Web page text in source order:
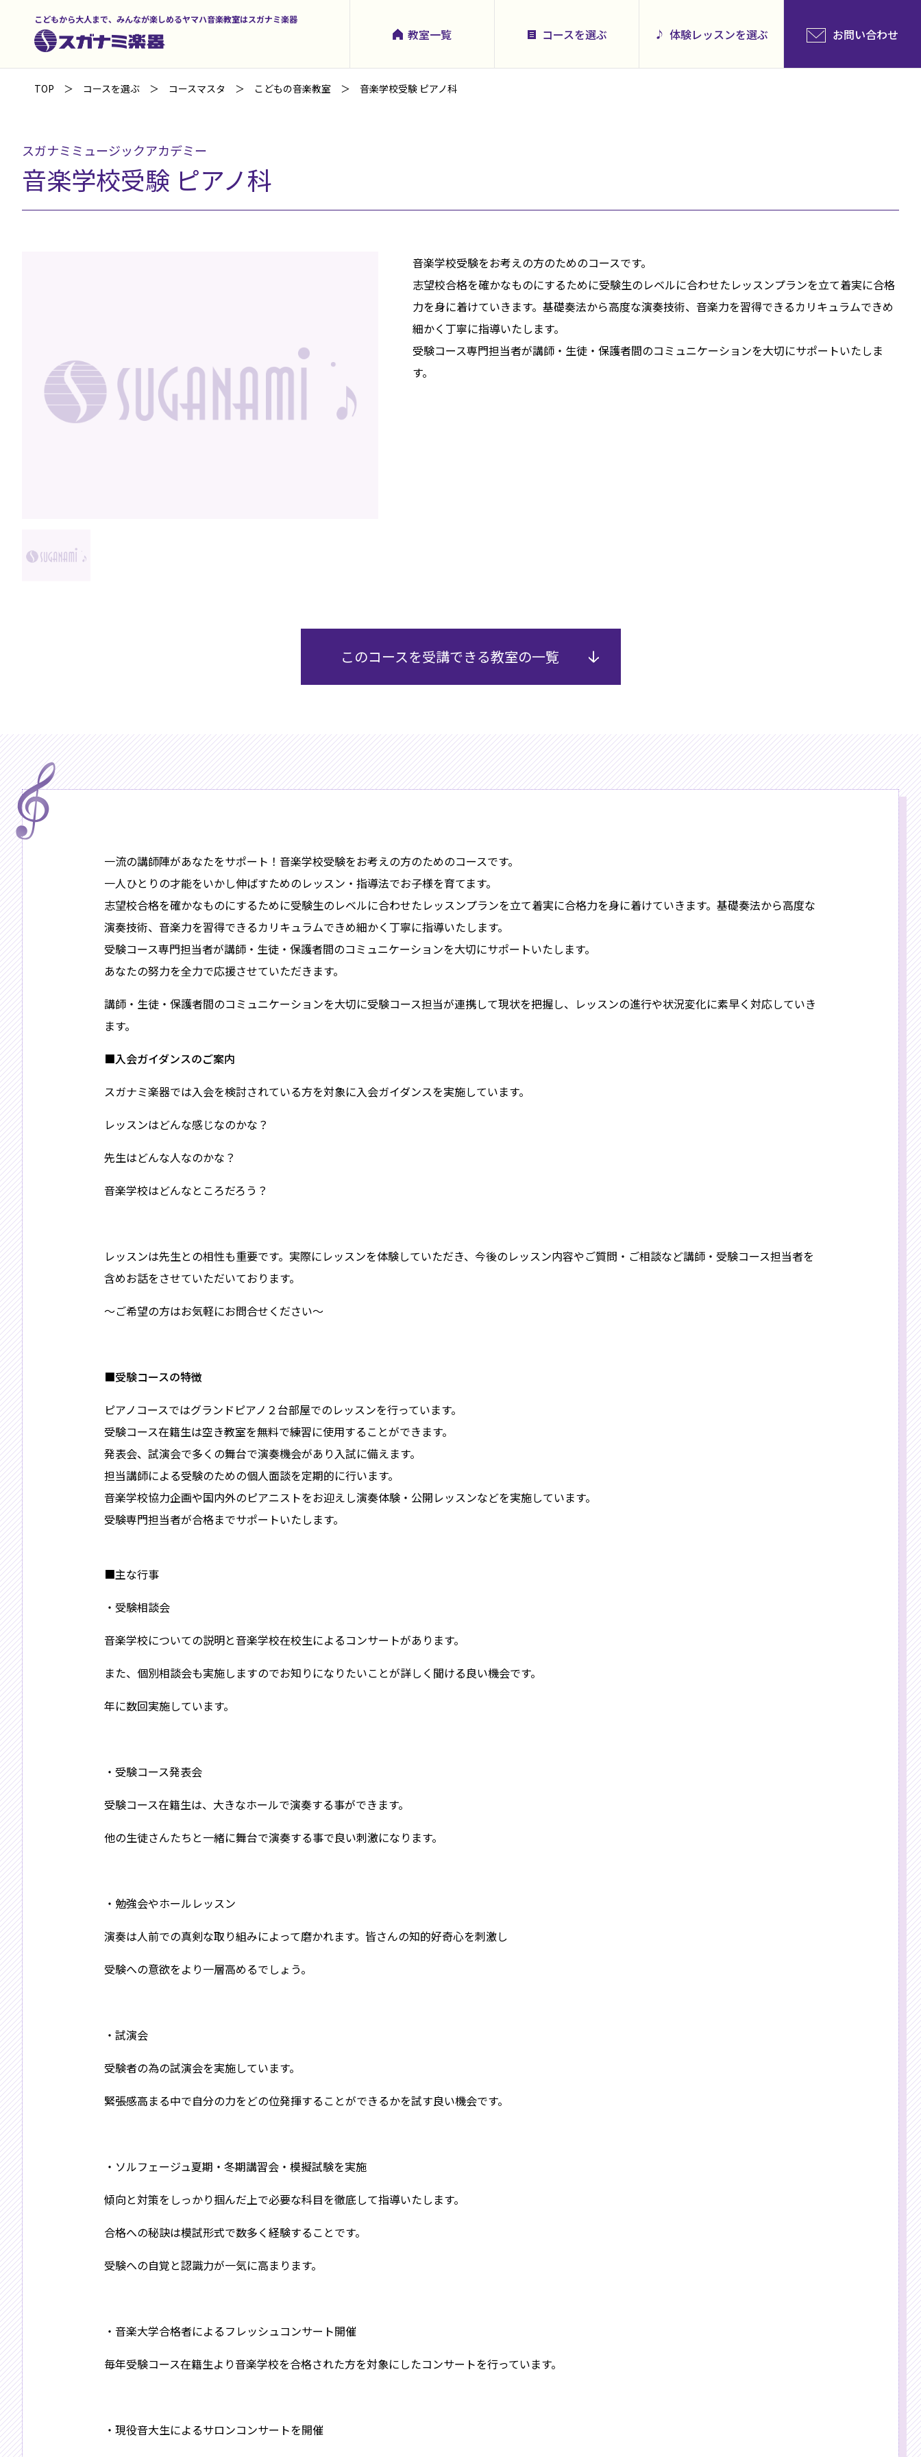
こどもから大人まで、みんなが楽しめるヤマハ音楽教室はスガナミ楽器
教室一覧 コースを選ぶ 体験レッスンを選ぶ お問い合わせ
TOP コースを選ぶ コースマスタ こどもの音楽教室 音楽学校受験 ピアノ科
スガナミミュージックアカデミー
音楽学校受験 ピアノ科
音楽学校受験をお考えの方のためのコースです。
志望校合格を確かなものにするために受験生のレベルに合わせたレッスンプランを立て着実に合格
力を身に着けていきます。基礎奏法から高度な演奏技術、音楽力を習得できるカリキュラムできめ
細かく丁寧に指導いたします。
受験コース専門担当者が講師・生徒・保護者間のコミュニケーションを大切にサポートいたしま
す。
このコースを受講できる教室の一覧
一流の講師陣があなたをサポート！音楽学校受験をお考えの方のためのコースです。
一人ひとりの才能をいかし伸ばすためのレッスン・指導法でお子様を育てます。
志望校合格を確かなものにするために受験生のレベルに合わせたレッスンプランを立て着実に合格力を身に着けていきます。基礎奏法から高度な
演奏技術、音楽力を習得できるカリキュラムできめ細かく丁寧に指導いたします。
受験コース専門担当者が講師・生徒・保護者間のコミュニケーションを大切にサポートいたします。
あなたの努力を全力で応援させていただきます。
講師・生徒・保護者間のコミュニケーションを大切に受験コース担当が連携して現状を把握し、レッスンの進行や状況変化に素早く対応していき
ます。
■入会ガイダンスのご案内
スガナミ楽器では入会を検討されている方を対象に入会ガイダンスを実施しています。
レッスンはどんな感じなのかな？
先生はどんな人なのかな？
音楽学校はどんなところだろう？
レッスンは先生との相性も重要です。実際にレッスンを体験していただき、今後のレッスン内容やご質問・ご相談など講師・受験コース担当者を
含めお話をさせていただいております。
～ご希望の方はお気軽にお問合せください～
■受験コースの特徴
ピアノコースではグランドピアノ２台部屋でのレッスンを行っています。
受験コース在籍生は空き教室を無料で練習に使用することができます。
発表会、試演会で多くの舞台で演奏機会があり入試に備えます。
担当講師による受験のための個人面談を定期的に行います。
音楽学校協力企画や国内外のピアニストをお迎えし演奏体験・公開レッスンなどを実施しています。
受験専門担当者が合格までサポートいたします。
■主な行事
・受験相談会
音楽学校についての説明と音楽学校在校生によるコンサートがあります。
また、個別相談会も実施しますのでお知りになりたいことが詳しく聞ける良い機会です。
年に数回実施しています。
・受験コース発表会
受験コース在籍生は、大きなホールで演奏する事ができます。
他の生徒さんたちと一緒に舞台で演奏する事で良い刺激になります。
・勉強会やホールレッスン
演奏は人前での真剣な取り組みによって磨かれます。皆さんの知的好奇心を刺激し
受験への意欲をより一層高めるでしょう。
・試演会
受験者の為の試演会を実施しています。
緊張感高まる中で自分の力をどの位発揮することができるかを試す良い機会です。
・ソルフェージュ夏期・冬期講習会・模擬試験を実施
傾向と対策をしっかり掴んだ上で必要な科目を徹底して指導いたします。
合格への秘訣は模試形式で数多く経験することです。
受験への自覚と認識力が一気に高まります。
・音楽大学合格者によるフレッシュコンサート開催
毎年受験コース在籍生より音楽学校を合格された方を対象にしたコンサートを行っています。
・現役音大生によるサロンコンサートを開催